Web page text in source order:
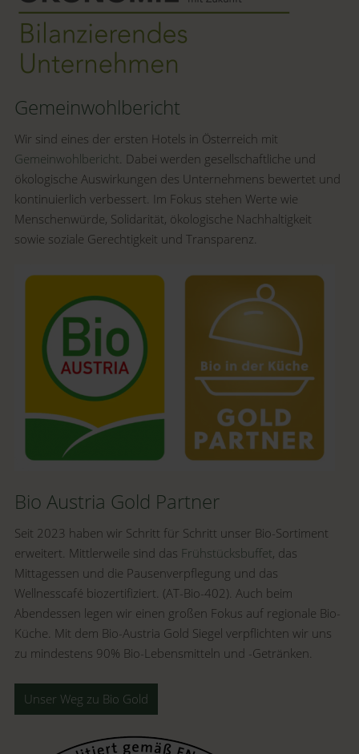
Gemeinwohlbericht
Wir sind eines der ersten Hotels in Österreich mit
Gemeinwohlbericht. Dabei werden gesellschaftliche und
ökologische Auswirkungen des Unternehmens bewertet und
kontinuierlich verbessert. Im Fokus stehen Werte wie
Menschenwürde, Solidarität, ökologische Nachhaltigkeit
sowie soziale Gerechtigkeit und Transparenz.
Bio Austria Gold Partner
Seit 2023 haben wir Schritt für Schritt unser Bio-Sortiment
erweitert. Mittlerweile sind das Frühstücksbuffet, das
Mittagessen und die Pausenverpflegung und das
Wellnesscafé biozertifiziert. (AT-Bio-402). Auch beim
Abendessen legen wir einen großen Fokus auf regionale Bio-
Küche. Mit dem Bio-Austria Gold Siegel verpflichten wir uns
zu mindestens 90% Bio-Lebensmitteln und -Getränken.
Unser Weg zu Bio Gold